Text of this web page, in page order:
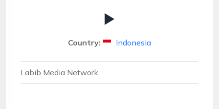
Country: Indonesia
Labib Media Network